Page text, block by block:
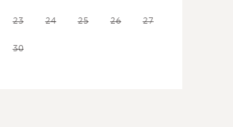
23 24 25 26 27
30